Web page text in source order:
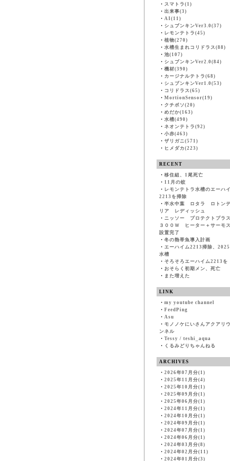
・ スマトラ(1)
・ 出来事(3)
・ AI(11)
・ シュブンキンVer3.0(37)
・ レモンテトラ(45)
・ 植物(270)
・ 水槽生まれコリドラス(88)
・ 池(107)
・ シュブンキンVer2.0(84)
・ 機材(390)
・ カージナルテトラ(68)
・ シュブンキンVer1.0(53)
・ コリドラス(65)
・ MortionSensor(19)
・ クチボソ(20)
・ めだか(163)
・ 水槽(490)
・ ネオンテトラ(92)
・ 小赤(463)
・ ザリガニ(571)
・ ヒメダカ(223)
RECENT
・ 移住組、1尾死亡
・ 11月の蚊
・ レモンテトラ水槽のエーハ
2213を掃除
・ 半水中葉 ロタラ ロトンデ
リア レディッシュ
・ ニッソー プロテクトプラ
３００Ｗ ヒーター＋サーモ
設置完了
・ 冬の熱帯魚導入計画
・ エーハイム2213掃除、
水槽
・ そろそろエーハイム2213を
・ おそらく初期メン、死亡
・ また増えた
LINK
・ my youtube channel
・ FeedPing
・ Asu
・ モノノケにいさんアクアリ
ンネル
・ Tessy / teshi_aqua
・ くるみどりちゃんねる
ARCHIVES
・ 2026年07月分(1)
・ 2025年11月分(4)
・ 2025年10月分(1)
・ 2025年09月分(1)
・ 2025年06月分(1)
・ 2024年11月分(1)
・ 2024年10月分(1)
・ 2024年09月分(1)
・ 2024年07月分(1)
・ 2024年06月分(1)
・ 2024年03月分(8)
・ 2024年02月分(11)
・ 2024年01月分(3)